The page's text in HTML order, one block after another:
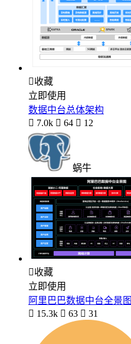
收藏
立即使用
数据中台总体架构
 7.0k  64  12
蜗牛
收藏
立即使用
阿里巴巴数据中台全景图
 15.3k  63  31